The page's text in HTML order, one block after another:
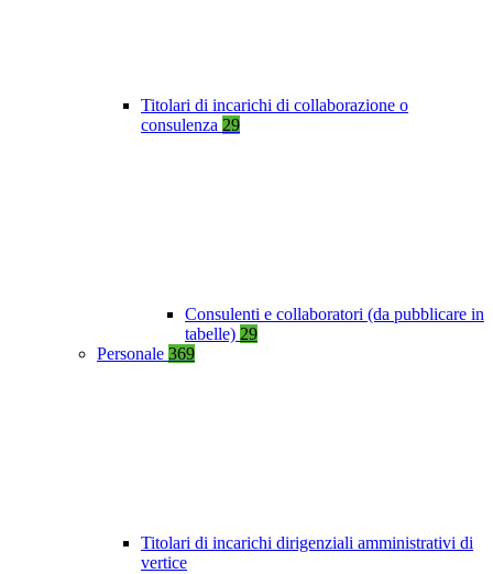
Titolari di incarichi di collaborazione o
consulenza 29
Consulenti e collaboratori (da pubblicare in
tabelle) 29
Personale 369
Titolari di incarichi dirigenziali amministrativi di
vertice